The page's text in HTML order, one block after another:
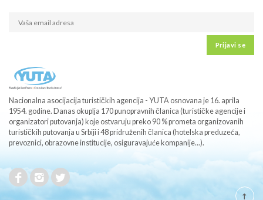
Prijavi se
Nacionalna asocijacija turističkih agencija - YUTA osnovana je 16. aprila
1954. godine. Danas okuplja 170 punopravnih članica (turističke agencije i
organizatori putovanja) koje ostvaruju preko 90 % prometa organizovanih
turističkih putovanja u Srbiji i 48 pridruženih članica (hotelska preduzeća,
prevoznici, obrazovne institucije, osiguravajuće kompanije...).